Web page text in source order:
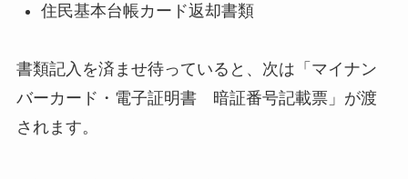
住民基本台帳カード返却書類
書類記入を済ませ待っていると、次は「マイナン
バーカード・電子証明書 暗証番号記載票」が渡
されます。